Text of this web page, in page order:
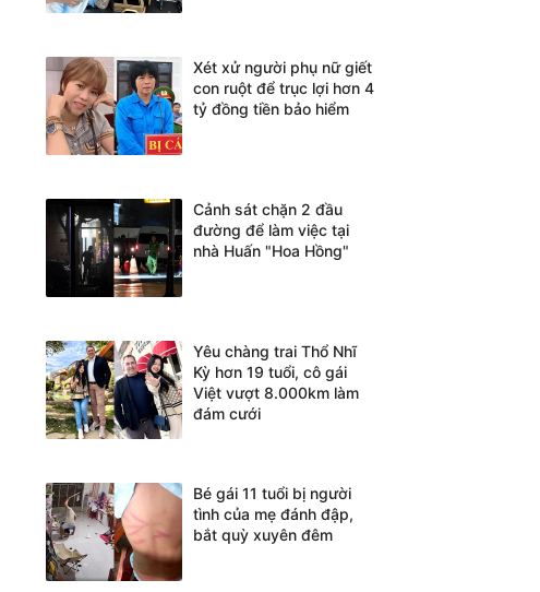
Xét xử người phụ nữ giết
con ruột để trục lợi hơn 4
tỷ đồng tiền bảo hiểm
Cảnh sát chặn 2 đầu
đường để làm việc tại
nhà Huấn "Hoa Hồng"
Yêu chàng trai Thổ Nhĩ
Kỳ hơn 19 tuổi, cô gái
Việt vượt 8.000km làm
đám cưới
Bé gái 11 tuổi bị người
tình của mẹ đánh đập,
bắt quỳ xuyên đêm